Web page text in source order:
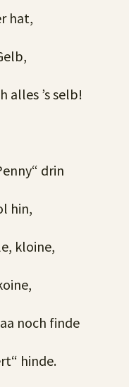
hat,
alles ’s selb!
drin
hin,
kloine,
noch finde
hinde.